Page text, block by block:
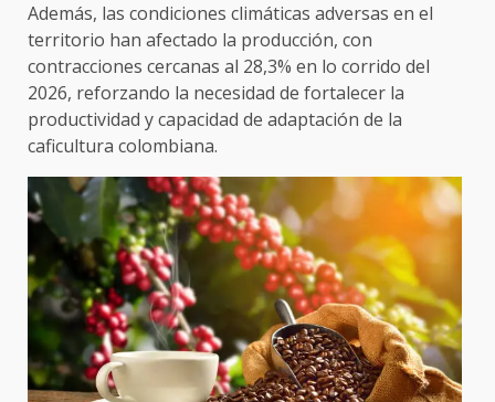
Además, las condiciones climáticas adversas en el
territorio han afectado la producción, con
contracciones cercanas al 28,3% en lo corrido del
2026, reforzando la necesidad de fortalecer la
productividad y capacidad de adaptación de la
caficultura colombiana.